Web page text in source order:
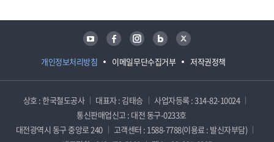
개인정보처리방침 이메일무단수집거부 저작권정책
유튜브 페이스북 인스타그램 블로그 트위터
상호 : 한국철도공사 대표자 : 김태승
사업자등록 : 314-82-10024
통신판매업신고 : 대전 동구-0233호
대전광역시 동구 중앙로 240
고객센터 : 1588-7788(이용료 : 발신자부담)